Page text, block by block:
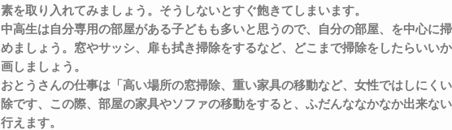
素を取り入れてみましょう。そうしないとすぐ飽きてしまいます。
中高生は自分専用の部屋がある子どもも多いと思うので、自分の部屋、を中心に
めましょう。窓やサッシ、扉も拭き掃除をするなど、どこまで掃除をしたらいい
画しましょう。
おとうさんの仕事は「高い場所の窓掃除、重い家具の移動など、女性ではしにく
除です、この際、部屋の家具やソファの移動をすると、ふだんななかなか出来な
行えます。